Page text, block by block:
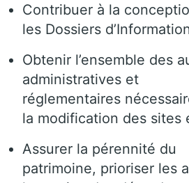
Contribuer à la
les Dossiers
Obtenir l’ensemble des
administratives et
réglementaires
la modification des sites
Assurer la pérennité du
patrimoine, prioriser les